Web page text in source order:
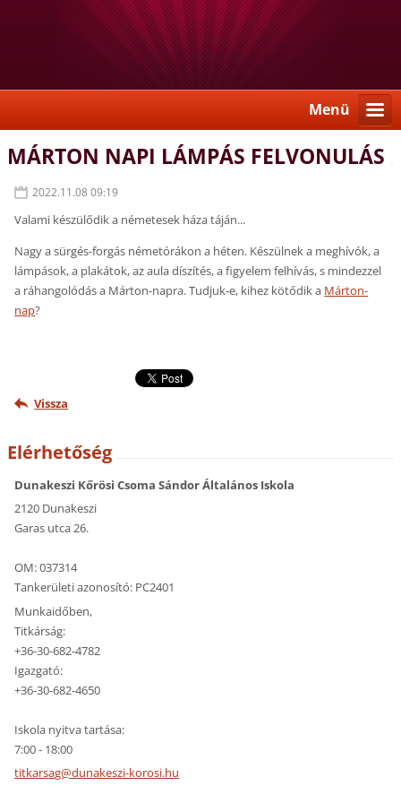
Menü
MÁRTON NAPI LÁMPÁS FELVONULÁS
2022.11.08 09:19
Valami készülődik a németesek háza táján...
Nagy a sürgés-forgás németórákon a héten. Készülnek a meghívók, a
lámpások, a plakátok, az aula díszítés, a figyelem felhívás, s mindezzel
a ráhangolódás a Márton-napra. Tudjuk-e, kihez kötődik a Márton-
nap?
Vissza
Elérhetőség
Dunakeszi Kőrösi Csoma Sándor Általános Iskola
2120 Dunakeszi
Garas utca 26.
OM: 037314
Tankerületi azonosító: PC2401
Munkaidőben,
Titkárság:
+36-30-682-4782
Igazgató:
+36-30-682-4650
Iskola nyitva tartása:
7:00 - 18:00
titkarsag@dunakeszi-korosi.hu